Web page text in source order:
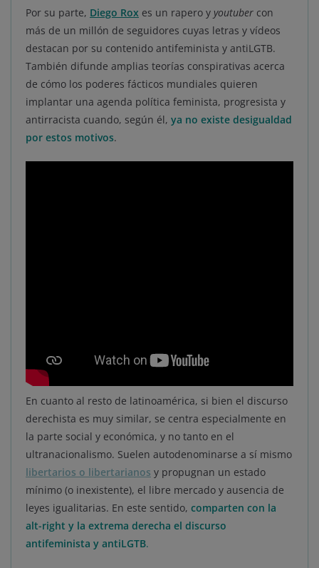
Por su parte, Diego Rox es un rapero y youtuber con
más de un millón de seguidores cuyas letras y vídeos
destacan por su contenido antifeminista y antiLGTB.
También difunde amplias teorías conspirativas acerca
de cómo los poderes fácticos mundiales quieren
implantar una agenda política feminista, progresista y
antirracista cuando, según él, ya no existe desigualdad
por estos motivos.
En cuanto al resto de latinoamérica, si bien el discurso
derechista es muy similar, se centra especialmente en
la parte social y económica, y no tanto en el
ultranacionalismo. Suelen autodenominarse a sí mismo
libertarios o libertarianos y propugnan un estado
mínimo (o inexistente), el libre mercado y ausencia de
leyes igualitarias. En este sentido, comparten con la
alt-right y la extrema derecha el discurso
antifeminista y antiLGTB.